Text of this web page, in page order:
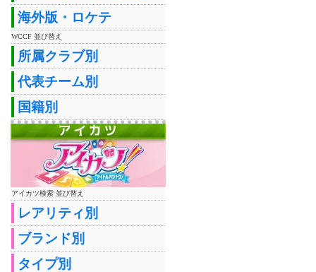
海外版・ロケテ
WCCF 並び替え
所属クラブ別
代表チーム別
国籍別
アイカツ検索 並び替え
レアリティ別
ブランド別
タイプ別